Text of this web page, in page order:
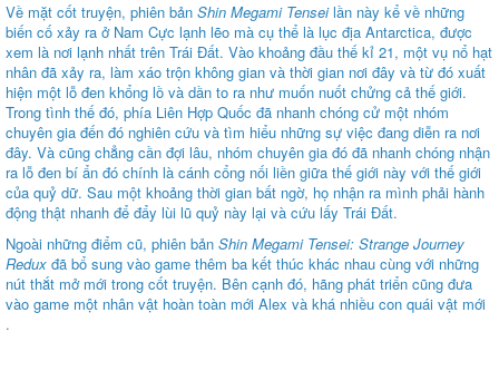
Về mặt cốt truyện, phiên bản Shin Megami Tenseilần này kể về những
biến cố xảy ra ở Nam Cực lạnh lẽo mà cụ thể là lục địa Antarctica, được
xem là nơi lạnh nhất trên Trái Đất. Vào khoảng đầu thế kỉ 21, một vụ nổ hạt
nhân đã xảy ra, làm xáo trộn không gian và thời gian nơi đây và từ đó xuất
hiện một lỗ đen khổng lồ và dần to ra như muốn nuốt chửng cả thế giới.
Trong tình thế đó, phía Liên Hợp Quốc đã nhanh chóng cử một nhóm
chuyên gia đến đó nghiên cứu và tìm hiểu những sự việc đang diễn ra nơi
đây. Và cũng chẳng cần đợi lâu, nhóm chuyên gia đó đã nhanh chóng nhận
ra lỗ đen bí ẩn đó chính là cánh cổng nối liền giữa thế giới này với thế giới
của quỷ dữ. Sau một khoảng thời gian bất ngờ, họ nhận ra mình phải hành
động thật nhanh để đẩy lùi lũ quỷ này lại và cứu lấy Trái Đất.
Ngoài những điểm cũ, phiên bản Shin Megami Tensei: Strange Journey
Redux đã bổ sung vào game thêm ba kết thúc khác nhau cùng với những
nút thắt mở mới trong cốt truyện. Bên cạnh đó, hãng phát triển cũng đưa
vào game một nhân vật hoàn toàn mới Alex và khá nhiều con quái vật mới
.